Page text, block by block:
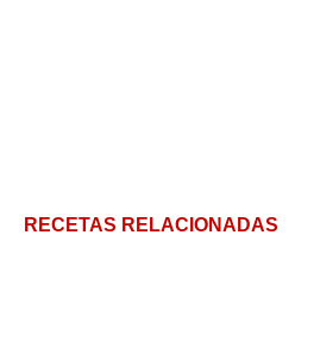
RECETAS RELACIONADAS